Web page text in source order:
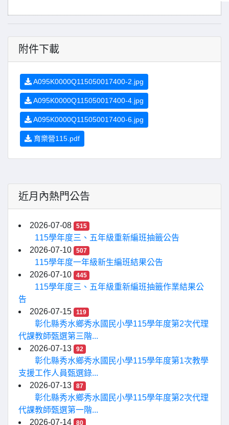
附件下載
A095K0000Q115050017400-2.jpg
A095K0000Q115050017400-4.jpg
A095K0000Q115050017400-6.jpg
育樂營115.pdf
近月內熱門公告
2026-07-08 515
115學年度三、五年級重新編班抽籤公告
2026-07-10
507
115學年度一年級新生編班結果公告
2026-07-10
445
115學年度三、五年級重新編班抽籤作業結果公
告
2026-07-15
119
彰化縣秀水鄉秀水國民小學115學年度第2次代理
代課教師甄選第三階...
2026-07-13
92
彰化縣秀水鄉秀水國民小學115學年度第1次教學
支援工作人員甄選錄...
2026-07-13
87
彰化縣秀水鄉秀水國民小學115學年度第2次代理
代課教師甄選第一階...
2026-07-14
80